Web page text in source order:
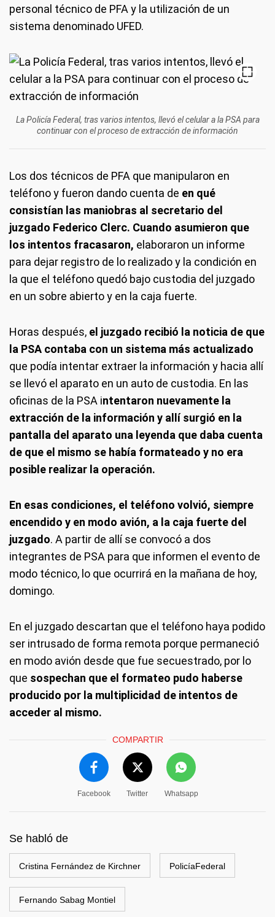
personal técnico de PFA y la utilización de un
sistema denominado UFED.
La Policía Federal, tras varios intentos, llevó el celular a la PSA para
continuar con el proceso de extracción de información
Los dos técnicos de PFA que manipularon en
teléfono y fueron dando cuenta de en qué
consistían las maniobras al secretario del
juzgado Federico Clerc. Cuando asumieron que
los intentos fracasaron, elaboraron un informe
para dejar registro de lo realizado y la condición en
la que el teléfono quedó bajo custodia del juzgado
en un sobre abierto y en la caja fuerte.
Horas después, el juzgado recibió la noticia de que
la PSA contaba con un sistema más actualizado
que podía intentar extraer la información y hacia allí
se llevó el aparato en un auto de custodia. En las
oficinas de la PSA intentaron nuevamente la
extracción de la información y allí surgió en la
pantalla del aparato una leyenda que daba cuenta
de que el mismo se había formateado y no era
posible realizar la operación.
En esas condiciones, el teléfono volvió, siempre
encendido y en modo avión, a la caja fuerte del
juzgado. A partir de allí se convocó a dos
integrantes de PSA para que informen el evento de
modo técnico, lo que ocurrirá en la mañana de hoy,
domingo.
En el juzgado descartan que el teléfono haya podido
ser intrusado de forma remota porque permaneció
en modo avión desde que fue secuestrado, por lo
que sospechan que el formateo pudo haberse
producido por la multiplicidad de intentos de
acceder al mismo.
COMPARTIR
Facebook Twitter Whatsapp
Se habló de
Cristina Fernández de Kirchner PolicíaFederal
Fernando Sabag Montiel